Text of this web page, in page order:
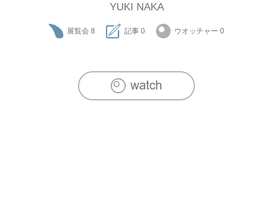
YUKI NAKA
展覧会 8 記事 0 ウオッチャー 0